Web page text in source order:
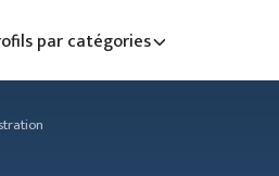
par catégories